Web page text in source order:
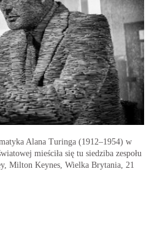
Alana Turinga (1912–1954) w
mieściła się tu siedziba zespołu
Milton Keynes, Wielka Brytania, 21